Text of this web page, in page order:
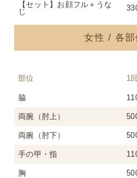
【セット】お顔フル＋うな
じ
女性 / 各部
部位 1回
脇
両腕（肘上）
両腕（肘下）
手の甲・指
胸